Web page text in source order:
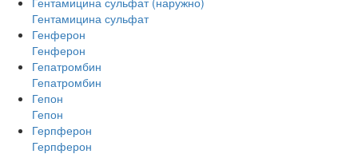
Гентамицина сульфат
Генферон
Генферон
Гепатромбин
Гепатромбин
Гепон
Гепон
Герпферон
Герпферон